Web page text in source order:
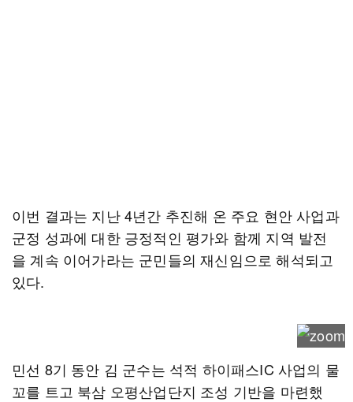
이번 결과는 지난 4년간 추진해 온 주요 현안 사업과
군정 성과에 대한 긍정적인 평가와 함께 지역 발전
을 계속 이어가라는 군민들의 재신임으로 해석되고
있다.
민선 8기 동안 김 군수는 석적 하이패스IC 사업의 물
꼬를 트고 북삼 오평산업단지 조성 기반을 마련했